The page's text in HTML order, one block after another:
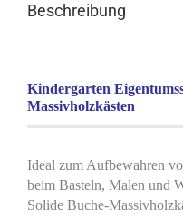
Beschreibung
Kindergarten
Massivholzkästen
Ideal zum Aufbewahren
beim Basteln, Malen und
Solide Buche-